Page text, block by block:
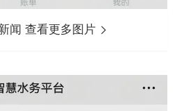
闻 查看更多图片